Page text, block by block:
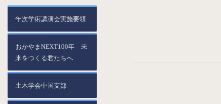
年次学術講演会実施要領
おかやまNEXT100年 未
来をつくる君たちへ
土木学会中国支部